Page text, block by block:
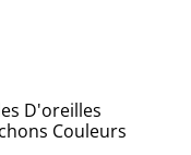
D'oreilles
Couleurs